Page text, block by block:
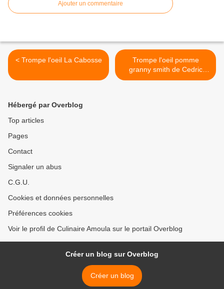
Ajouter un commentaire
< Trompe l'oeil La Cabosse
Trompe l'oeil pomme
granny smith de Cedric
Grolet >
Hébergé par Overblog
Top articles
Pages
Contact
Signaler un abus
C.G.U.
Cookies et données personnelles
Préférences cookies
Voir le profil de Culinaire Amoula sur le portail Overblog
Créer un blog sur Overblog
Créer un blog